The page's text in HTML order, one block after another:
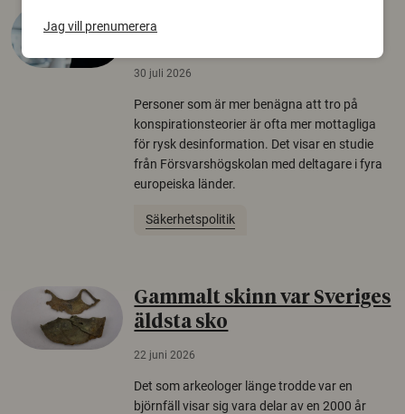
30 juli 2026
Personer som är mer benägna att tro på
konspirationsteorier är ofta mer mottagliga
för rysk desinformation. Det visar en studie
från Försvarshögskolan med deltagare i fyra
europeiska länder.
Säkerhetspolitik
Gammalt skinn var Sveriges
äldsta sko
22 juni 2026
Det som arkeologer länge trodde var en
björnfäll visar sig vara delar av en 2000 år
Jag vill prenumerera